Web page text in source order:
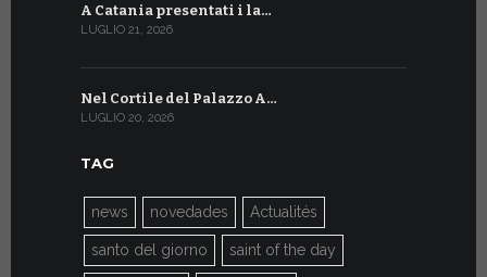
A Catania presentati i la…
LUGLIO 21, 2026
Nel Cortile del Palazzo A…
LUGLIO 20, 2026
TAG
news novedades Actualités
santo del giorno saint of the day